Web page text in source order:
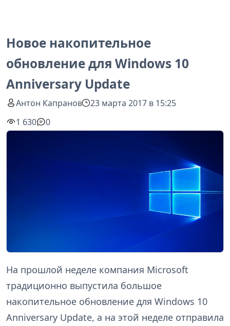
Новое накопительное
обновление для Windows 10
Anniversary Update
Антон Капранов
23 марта 2017 в 15:25
1 630
0
На прошлой неделе компания Microsoft
традиционно выпустила большое
накопительное обновление для Windows 10
Anniversary Update, а на этой неделе отправила